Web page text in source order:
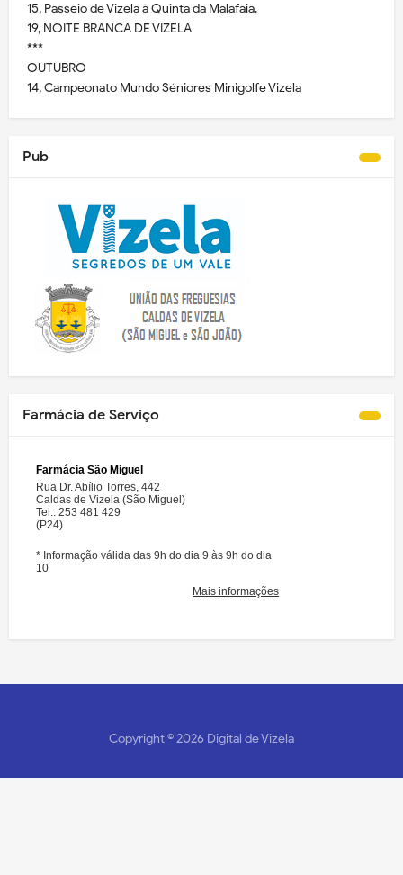
15, Passeio de Vizela à Quinta da Malafaia.
19, NOITE BRANCA DE VIZELA
***
OUTUBRO
14, Campeonato Mundo Séniores Minigolfe Vizela
Pub
Farmácia de Serviço
Copyright ©2026 Digital de Vizela